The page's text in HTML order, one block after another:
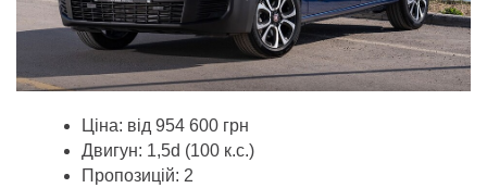
Ціна: від 954 600 грн
Двигун: 1,5d (100 к.с.)
Пропозицій: 2